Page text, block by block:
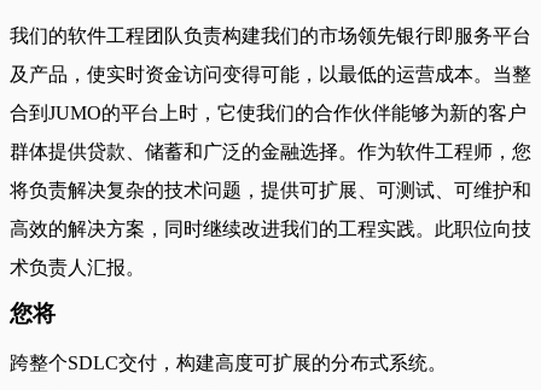
我们的软件工程团队负责构建我们的市场领先银行即服务平台
及产品，使实时资金访问变得可能，以最低的运营成本。当整
合到JUMO的平台上时，它使我们的合作伙伴能够为新的客户
群体提供贷款、储蓄和广泛的金融选择。作为软件工程师，您
将负责解决复杂的技术问题，提供可扩展、可测试、可维护和
高效的解决方案，同时继续改进我们的工程实践。此职位向技
术负责人汇报。
您将
跨整个SDLC交付，构建高度可扩展的分布式系统。